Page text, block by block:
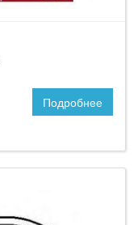
Подробнее